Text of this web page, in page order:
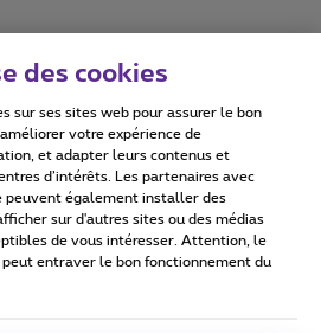
Accessibility statement
Proximus
consommateur
des cookies
sur ses sites web pour assurer le bon
votre expérience de
et adapter leurs contenus et
d’intérêts. Les partenaires avec
peuvent également installer des
sur d'autres sites ou des médias
de vous intéresser. Attention, le
peut entraver le bon fonctionnement du